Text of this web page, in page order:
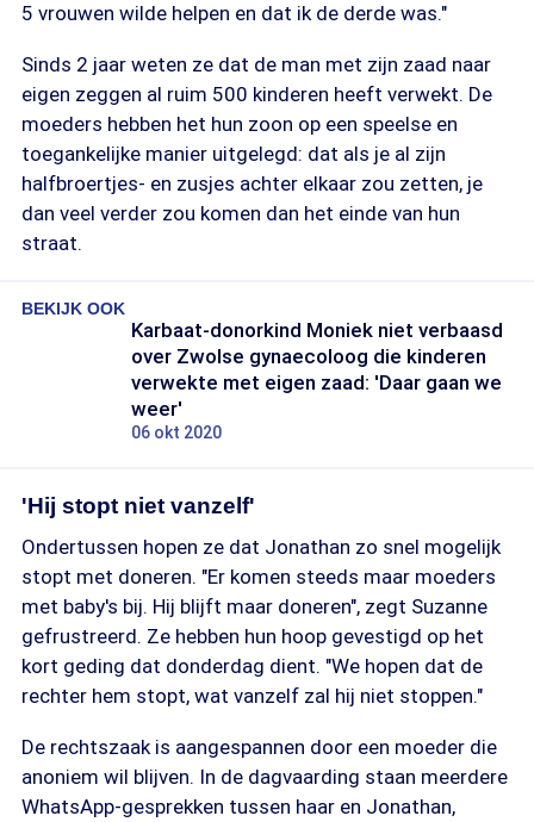
5 vrouwen wilde helpen en dat ik de derde was."
Sinds 2 jaar weten ze dat de man met zijn zaad naar
eigen zeggen al ruim 500 kinderen heeft verwekt. De
moeders hebben het hun zoon op een speelse en
toegankelijke manier uitgelegd: dat als je al zijn
halfbroertjes- en zusjes achter elkaar zou zetten, je
dan veel verder zou komen dan het einde van hun
straat.
BEKIJK OOK
Karbaat-donorkind Moniek niet verbaasd
over Zwolse gynaecoloog die kinderen
verwekte met eigen zaad: 'Daar gaan we
weer'
06 okt 2020
'Hij stopt niet vanzelf'
Ondertussen hopen ze dat Jonathan zo snel mogelijk
stopt met doneren. "Er komen steeds maar moeders
met baby's bij. Hij blijft maar doneren", zegt Suzanne
gefrustreerd. Ze hebben hun hoop gevestigd op het
kort geding dat donderdag dient. "We hopen dat de
rechter hem stopt, wat vanzelf zal hij niet stoppen."
De rechtszaak is aangespannen door een moeder die
anoniem wil blijven. In de dagvaarding staan meerdere
WhatsApp-gesprekken tussen haar en Jonathan,